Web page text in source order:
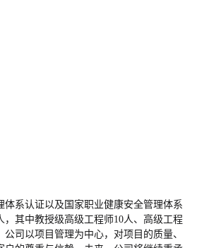
系认证以及国家职业健康安全管理体系
其中教授级高级工程师10人、高级工程
司以项目管理为中心，对项目的质量、